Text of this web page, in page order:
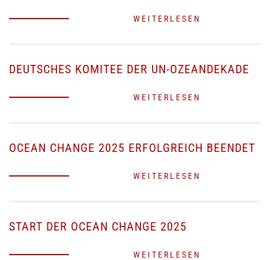
WEITERLESEN
DEUTSCHES KOMITEE DER UN-OZEANDEKADE
WEITERLESEN
OCEAN CHANGE 2025 ERFOLGREICH BEENDET
WEITERLESEN
START DER OCEAN CHANGE 2025
WEITERLESEN